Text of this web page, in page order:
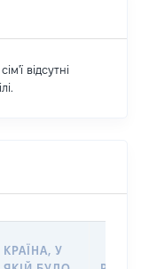
відсутні
КРАЇНА, У